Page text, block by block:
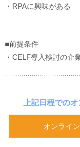
・RPAに興味がある
■前提条件
・CELF導入検討の企
上記日程での
オンライ